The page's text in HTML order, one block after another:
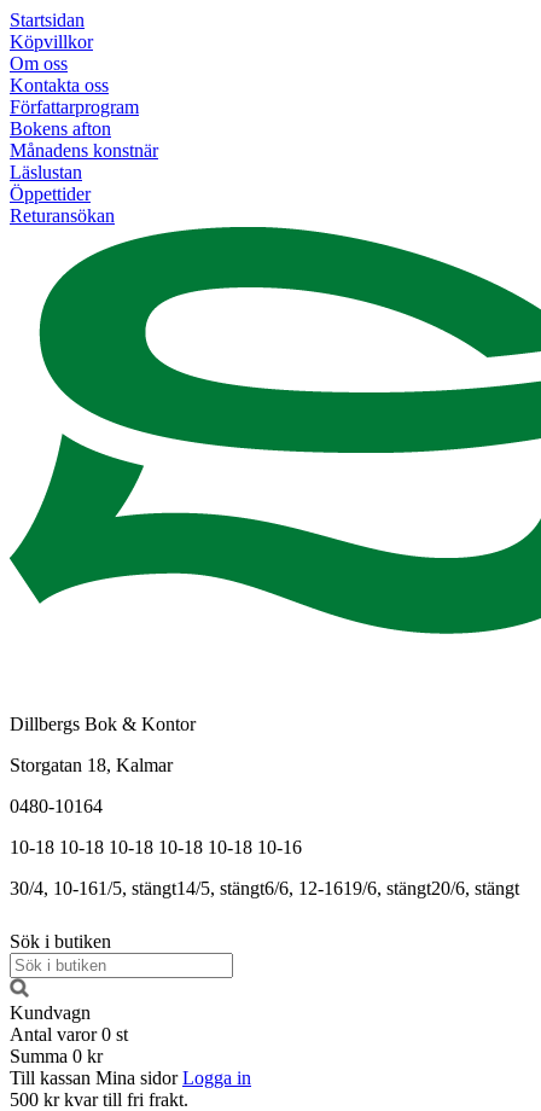
Startsidan
Köpvillkor
Om oss
Kontakta oss
Författarprogram
Bokens afton
Månadens konstnär
Läslustan
Öppettider
Returansökan
Dillbergs Bok & Kontor
Storgatan 18, Kalmar
0480-10164
10-18 10-18 10-18 10-18 10-18 10-16
30/4, 10-161/5, stängt14/5, stängt6/6, 12-1619/6, stängt20/6, stängt
Sök i butiken
Kundvagn
Antal varor 0 st
Summa 0 kr
Till kassan Mina sidor Logga in
500 kr kvar till fri frakt.